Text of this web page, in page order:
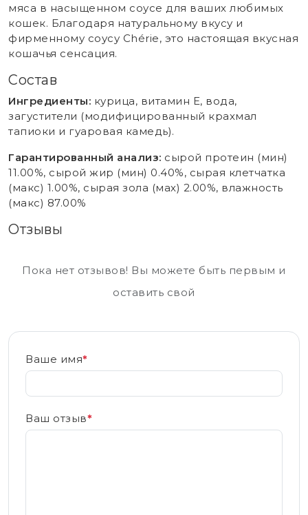
мяса в насыщенном соусе для ваших любимых
кошек. Благодаря натуральному вкусу и
фирменному соусу Chérie, это настоящая вкусная
кошачья сенсация.
Состав
Ингредиенты: курица, витамин Е, вода,
загустители (модифицированный крахмал
тапиоки и гуаровая камедь).
Гарантированный анализ: сырой протеин (мин)
11.00%, сырой жир (мин) 0.40%, сырая клетчатка
(макс) 1.00%, сырая зола (мах) 2.00%, влажность
(макс) 87.00%
Отзывы
Пока нет отзывов! Вы можете быть первым и
оставить свой
Ваше имя*
Ваш отзыв*